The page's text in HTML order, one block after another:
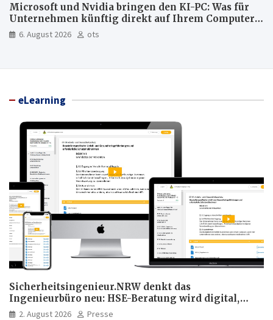
Microsoft und Nvidia bringen den KI-PC: Was für
Unternehmen künftig direkt auf Ihrem Computer
läuft und was weiter in der Cloud bleibt
6. August 2026 ots
eLearning
Sicherheitsingenieur.NRW denkt das
Ingenieurbüro neu: HSE-Beratung wird digital,
hybrid und multimedial
2. August 2026
Presse